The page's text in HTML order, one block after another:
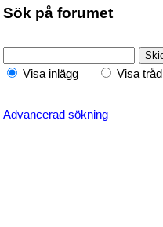
Sök på forumet
Visa inlägg Visa tråd
Advancerad sökning